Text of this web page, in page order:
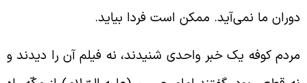
ما نمی‌آید. ممکن است فردا بیاید.
کوفه یک خبر واحدی شنیدند، نه فیلم آن را دیدند و